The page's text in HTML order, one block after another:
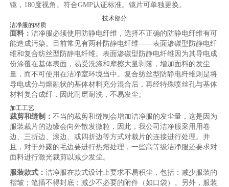
镜， 180度视角。符合GMP认证标准。镜片可单独更换。
技术部分
洁净服的材质
面料：洁净服必须使用防静电纤维，选择不正确的防静电纤维有可
能造成污染。目前常见有两种防静电纤维——表面渗碳型防静电纤
维和复合纺丝型防静电纤维。表面渗碳型防静电纤维因为其导电成
份涂覆在基体表面，易受洗涤和摩擦大量剥落，增加面料的发尘
量，而不可使用在洁净室环境当中。复合纺丝型防静电纤维则是将
导电成分与熔融状的基体材料充分混合后，再经特殊喷丝孔与基体
材料复合成纤，因此耐磨耐洗，不易发尘。
加工工艺
裁剪和缝制：不当的裁剪和缝制会增加洁净服的发尘量，这是因为
服装裁片的边缘会向外散发微粒，因此，我公司洁净服采用用卷
边、三折边、滚边、或四折边等方式对裁片的连接进行处理。并
且，对于外露的毛边要进行热熔处理，一些高等级洁净服还要求对
面料进行激光裁剪以减少发尘。
服装款式：洁净服在款式设计上要求不易积尘，包括：减少服装的
褶皱；笔插不得封底；减少不必要的附件（如口袋）。另外，服装